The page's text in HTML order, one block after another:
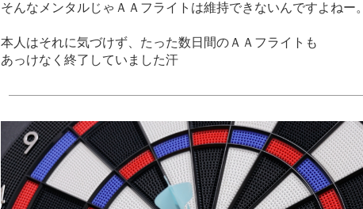
そんなメンタルじゃＡＡフライトは維持できないんですよねー。
本人はそれに気づけず、たった数日間のＡＡフライトも
あっけなく終了していました汗